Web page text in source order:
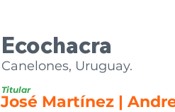
Ecochacra
Canelones, Uruguay.
José Martínez |
Titular